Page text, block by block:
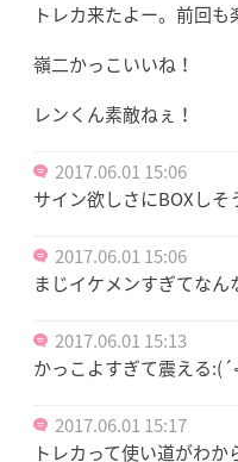
トレカ来たよー。前回も
嶺二かっこいいね！
レンくん素敵ねぇ！
2017.06.01 15:06
サイン欲しさにBOXしそ
2017.06.01 15:06
まじイケメンすぎてなん
2017.06.01 15:13
かっこよすぎて震える
2017.06.01 15:17
トレカって使い道がわ